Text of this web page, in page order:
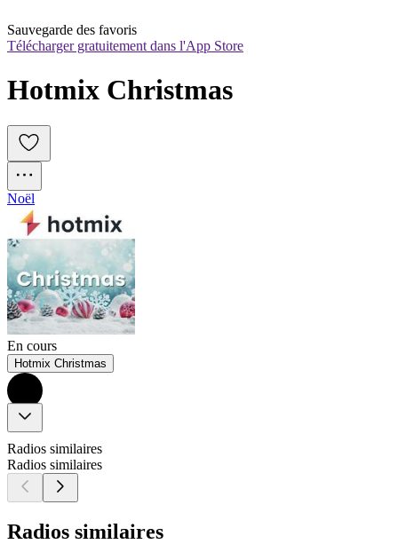
Sauvegarde des favoris
Télécharger gratuitement dans l'App Store
Hotmix Christmas
Noël
En cours
Hotmix Christmas
Radios similaires
Radios similaires
Radios similaires